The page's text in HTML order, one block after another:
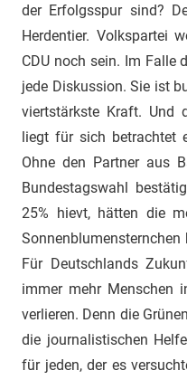
der Erfolgsspur sind?
Herdentier. Volkspartei
CDU noch sein. Im Falle
jede Diskussion. Sie ist
viertstärkste Kraft. Und
liegt für sich betrachtet
Ohne den Partner aus
Bundestagswahl
25% hievt, hätten die
Für Deutschlands
immer mehr Menschen
verlieren. Denn die
die journalistischen
für jeden, der es